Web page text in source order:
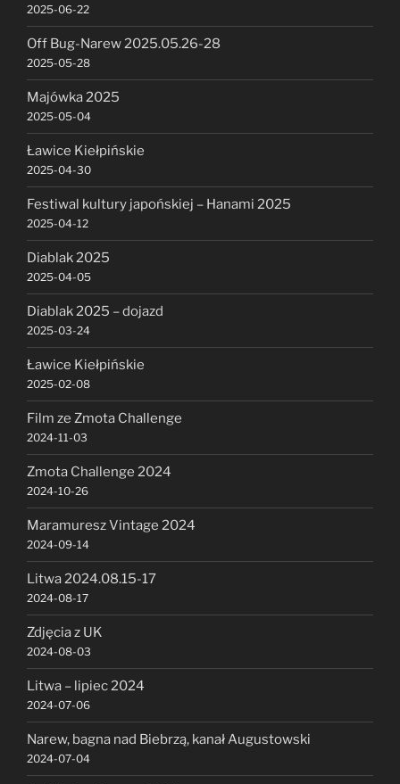
2025-06-22
Off Bug-Narew 2025.05.26-28
2025-05-28
Majówka 2025
2025-05-04
Ławice Kiełpińskie
2025-04-30
Festiwal kultury japońskiej – Hanami 2025
2025-04-12
Diablak 2025
2025-04-05
Diablak 2025 – dojazd
2025-03-24
Ławice Kiełpińskie
2025-02-08
Film ze Zmota Challenge
2024-11-03
Zmota Challenge 2024
2024-10-26
Maramuresz Vintage 2024
2024-09-14
Litwa 2024.08.15-17
2024-08-17
Zdjęcia z UK
2024-08-03
Litwa – lipiec 2024
2024-07-06
Narew, bagna nad Biebrzą, kanał Augustowski
2024-07-04